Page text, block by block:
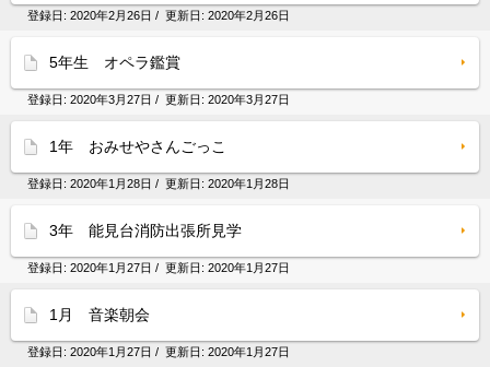
登録日: 2020年2月26日 / 更新日: 2020年2月26日
5年生 オペラ鑑賞
登録日: 2020年3月27日 / 更新日: 2020年3月27日
1年 おみせやさんごっこ
登録日: 2020年1月28日 / 更新日: 2020年1月28日
3年 能見台消防出張所見学
登録日: 2020年1月27日 / 更新日: 2020年1月27日
1月 音楽朝会
登録日: 2020年1月27日 / 更新日: 2020年1月27日